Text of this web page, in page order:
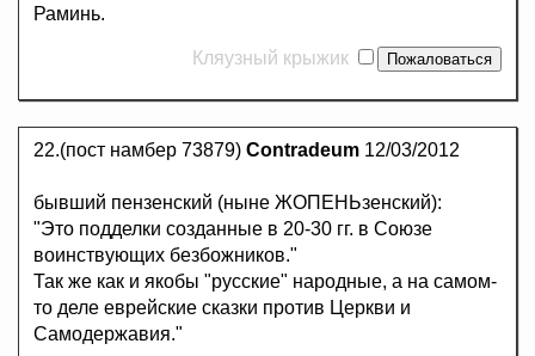
Раминь.
Кляузный крыжик
22.(пост намбер 73879) Contradeum 12/03/2012
бывший пензенский (ныне ЖОПЕНЬзенский):
"Это подделки созданные в 20-30 гг. в Союзе
воинствующих безбожников."
Так же как и якобы "русские" народные, а на самом-
то деле еврейские сказки против Церкви и
Самодержавия."